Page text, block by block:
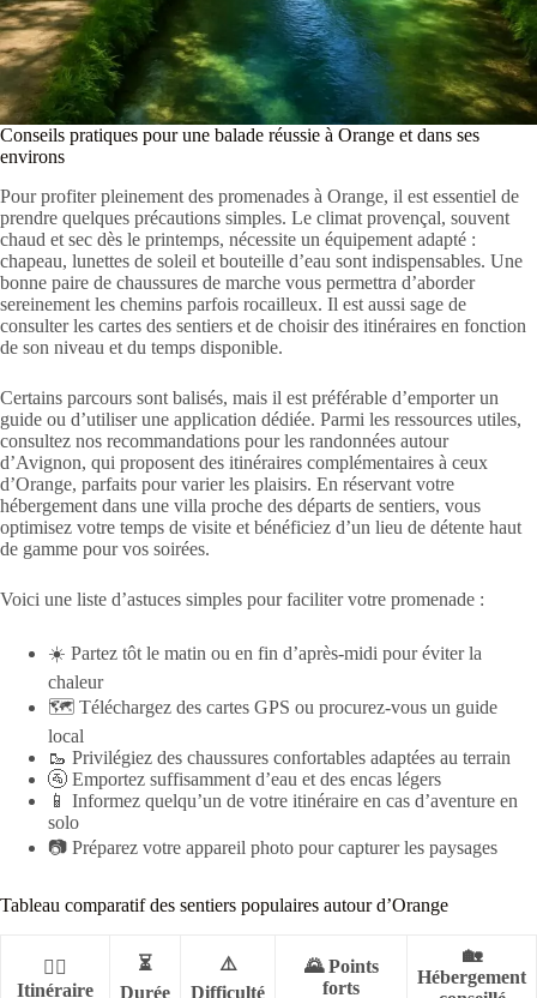
Conseils pratiques pour une balade réussie à Orange et dans ses
environs
Pour profiter pleinement des promenades à Orange, il est essentiel de
prendre quelques précautions simples. Le climat provençal, souvent
chaud et sec dès le printemps, nécessite un équipement adapté :
chapeau, lunettes de soleil et bouteille d’eau sont indispensables. Une
bonne paire de chaussures de marche vous permettra d’aborder
sereinement les chemins parfois rocailleux. Il est aussi sage de
consulter les cartes des sentiers et de choisir des itinéraires en fonction
de son niveau et du temps disponible.
Certains parcours sont balisés, mais il est préférable d’emporter un
guide ou d’utiliser une application dédiée. Parmi les ressources utiles,
consultez nos recommandations pour les randonnées autour
d’Avignon, qui proposent des itinéraires complémentaires à ceux
d’Orange, parfaits pour varier les plaisirs. En réservant votre
hébergement dans une villa proche des départs de sentiers, vous
optimisez votre temps de visite et bénéficiez d’un lieu de détente haut
de gamme pour vos soirées.
Voici une liste d’astuces simples pour faciliter votre promenade :
☀️ Partez tôt le matin ou en fin d’après-midi pour éviter la
chaleur
🗺 Téléchargez des cartes GPS ou procurez-vous un guide
local
🥾 Privilégiez des chaussures confortables adaptées au terrain
🚰 Emportez suffisamment d’eau et des encas légers
📱 Informez quelqu’un de votre itinéraire en cas d’aventure en
solo
📷 Préparez votre appareil photo pour capturer les paysages
Tableau comparatif des sentiers populaires autour d’Orange
🚶‍♂️
Itinéraire
⏳
Durée
⚠️
Difficulté
🌄 Points
forts
🏡
Hébergement